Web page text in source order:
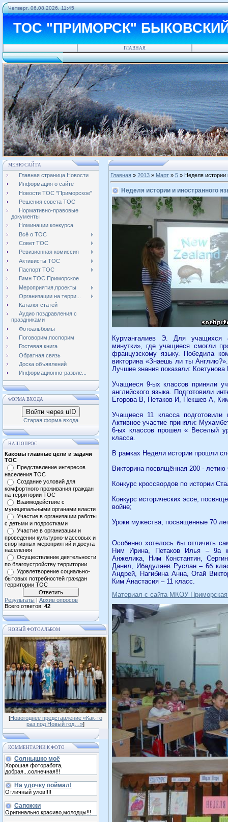
Четверг, 06.08.2026, 11:45
ТОС "ПРИМОРСК"
ГЛАВНАЯ
МЕНЮ САЙТА
Главная страница.Новости
Информация о сайте
Новости ТОС "Приморское"
Решения совета ТОС
Нормативно-правовые
документы
Номинации конкурса
Всё о ТОС
Совет ТОС
Ревизионная комиссия
Активисты ТОС
Паспорт ТОС
Гимн ТОС Приморское
Мероприятия,проекты
Организации на терри...
Каталог статей
Аудио поздравления с
праздниками
Фотоальбомы
Поговорим,поспорим
Гостевая книга
Обратная связь
Доска объявлений
Информационно-развле...
ФОРМА ВХОДА
Войти через uID
Старая форма входа
НАШ ОПРОС
Каковы главные цели и задачи
ТОС
Представление интересов
населения ТОС
Создание условий для
комфортного проживания граждан
на территории ТОС
Взаимодействие с
муниципальными органами власти
Участие в организации работы
с детьми и подростками
Участие в организации и
проведении культурно-массовых и
спортивных мероприятий и досуга
населения
Осуществление деятельности
по благоустройству территории
Удовлетворение социально-
бытовых потребностей граждан
территории ТОС
Результаты | Архив опросов
Всего ответов: 42
НОВЫЙ ФОТОАЛЬБОМ
[Новогоднее представление «Как-то
раз под Новый год…»]
КОММЕНТАРИИ К ФОТО
Солнышко моё
Хорошая фоторабота,
добрая...солнечная!!!
На удочку поймал!
Отличный улов!!!!
Сапожки
Оригинально,красиво,молодцы!!!
Главная » 2013 » Март » 5 » Неделя истории
Неделя истории и иностранного
Курмангалиев Э. Для учащихся
минутки», где учащиеся смогли
французскому языку. Победила
викторина «Знаешь ли ты
Лучшие знания показали:
Учащиеся 9-ых классов приняли
английского языка. Подготовили
Егорова В, Петаков И, Пекшев А,
Учащиеся 11 класса
Активное участие приняли:
6-ых классов прошел « Веселый
класса.
В рамках Недели истории прошли
Викторина посвящённая 200 - летию
Конкурс кроссвордов по истории
Конкурс исторических эссе,
войне;
Уроки мужества, посвященные 70
Особенно хотелось бы отличить
Ним Ирина, Петаков Илья – 9а
Анжелика, Ним Константин,
Данил, Ибадулаев Руслан – 6б
Андрей, Нагибина Анна, Огай
Ким Анастасия – 11 класс.
Материал с сайта МКОУ